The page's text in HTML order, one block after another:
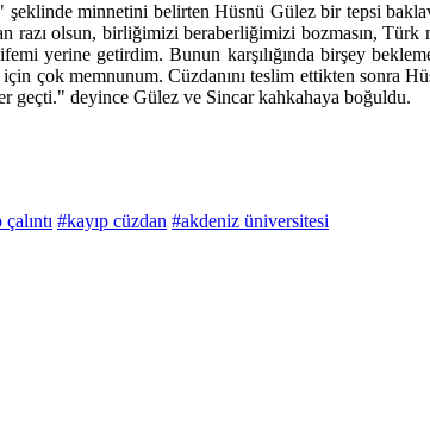
minnetini belirten Hüsnü Gülez bir tepsi
razı olsun, birliğimizi beraberliğimizi bozmasın,
yerine getirdim. Bunun karşılığında birşey
çok memnunum. Cüzdanını teslim ettikten sonra
geçti." deyince Gülez ve Sincar kahkahaya boğuldu.
#kayıp cüzdan #akdeniz üniversitesi